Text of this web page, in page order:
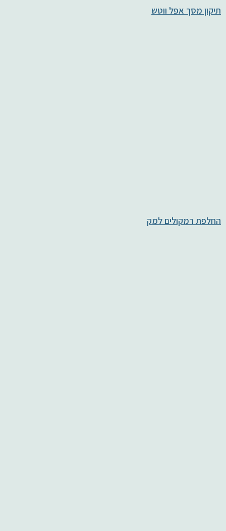
תיקון מסך אפל ווטש
החלפת רמקולים למק